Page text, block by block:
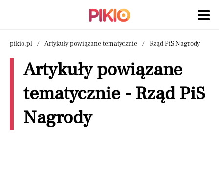
pikio.pl Artykuły powiązane tematycznie Rząd PiS Nagrody
Artykuły powiązane
tematycznie - Rząd PiS
Nagrody